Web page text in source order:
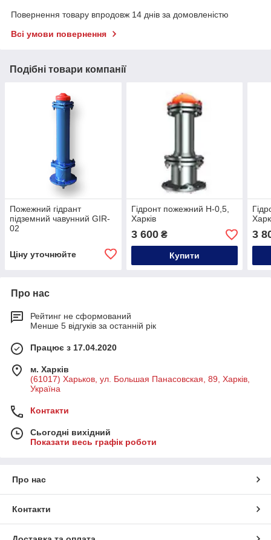
Повернення товару впродовж 14 днів за домовленістю
Всі умови повернення
Подібні товари компанії
Пожежний гідрант
підземний чавунний GIR-
02
Ціну уточнюйте
Гідронт пожежний Н-0,5,
Харків
3 600₴
Купити
3
Про нас
Рейтинг не сформований
Менше 5 відгуків за останній рік
Працює з 17.04.2020
м. Харків
(61017) Харьков, ул. Большая Панасовская, 89, Харків,
Україна
Контакти
Сьогодні вихідний
Показати весь графік роботи
Про нас
Контакти